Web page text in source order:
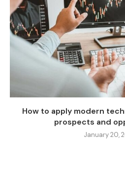
How to apply modern
prospects and
January 20,